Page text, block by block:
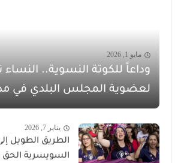
مايو 1, 2026
وداعاً للكوتة النسوية..
لعضوية المجلس البلدي في
يناير 7, 2026
الطريق الطويل
السويسرية